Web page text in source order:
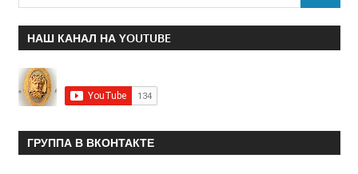
НАШ КАНАЛ НА YOUTUBE
ГРУППА В ВКОНТАКТЕ